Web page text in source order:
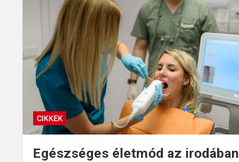
CIKKEK
Egészséges életmód az irodában